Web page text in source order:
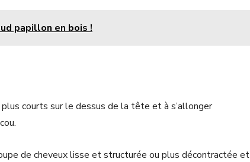
papillon en bois !
courts sur le dessus de la tête et à s’allonger
de cheveux lisse et structurée ou plus décontractée et